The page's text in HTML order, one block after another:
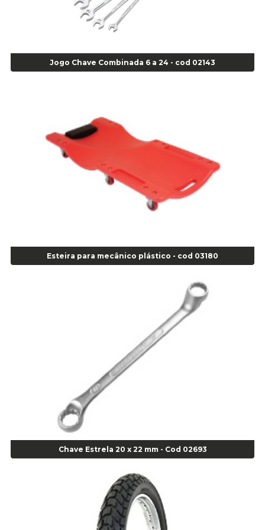
Agulha Escariadora/ Alargadora Caminhão - COD. 02342
Agulha Inserto Pneu s/ câmara - Caminhão - Cod 01909
Agulha para Aplicação Vipstem- Vipal - Cod 02558
Alicate Bico Curvo - Cod 01781
Alicate Bico Reto - Cod 02804
Alicate Bico Reto para Anéis Internos - Cod 00892
Alicate Bico Reto Tipo Telefone - Cod 02911
Alicate Bomba D Água - Cod 01326
Alicate de Corte Diagonal - cod 02138
Alicate para Abracadeira 3/16" x 1.3/16" 29840 - Gedore - Cod 02174
Alicate para Anéis Externos Bico Reto - Gedore A2 - Cod 00894
Alicate para Anéis Externos com Bico Curvo - Gedore A21 - Cod 00895
Alicate para Anéis Internos Bico Curvo - Gedore J21 - Cod 00893
Alicate para Anéis Tipo Trava Câmbio 8134 Gedore - Cod 02008
Alicate para Balanceamento - Cod 03078
Alicate para trava de cambio 398 11" - Corneta - Cod 03113
Alicate Universal - Cod 01718
Alicate Universal 8" Gedore - Cod 00133
Anel Centralizador Fiat 4 pçs - Amarelo - Cod 00517
Anel Centralizador GM 4 pçs - Azul - Cod 00519
Anel Centralizador Honda 4 pçs - Vermelho - Cod 01465
Anel Centralizador Peugeot 4pçs - Branco - Cod 01466
Anel Centralizador Renault 4pçs - Marrom - Cod 01467
Jogo Chave Combinada 6 a 24 - cod 02143
Esteira para mecânico plástico - cod 03180
Chave Estrela 20 x 22 mm - Cod 02693